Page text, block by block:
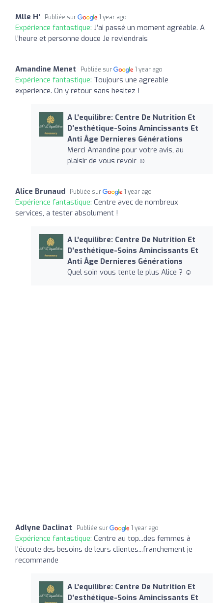
Mlle H' Publiée sur 1 year ago
Expérience fantastique: J’ai passé un moment agréable. A
l’heure et personne douce Je reviendrais
Amandine Menet Publiée sur 1 year ago
Expérience fantastique: Toujours une agreable
experience. On y retour sans hesitez !
A L'equilibre: Centre De Nutrition Et
D'esthétique-Soins Amincissants Et
Anti Âge Dernieres Générations
Merci Amandine pour votre avis, au
plaisir de vous revoir ☺️
Alice Brunaud Publiée sur 1 year ago
Expérience fantastique: Centre avec de nombreux
services, a tester absolument !
A L'equilibre: Centre De Nutrition Et
D'esthétique-Soins Amincissants Et
Anti Âge Dernieres Générations
Quel soin vous tente le plus Alice ? ☺️
Adlyne Daclinat Publiée sur 1 year ago
Expérience fantastique: Centre au top...des femmes à
l'écoute des besoins de leurs clientes...franchement je
recommande
A L'equilibre: Centre De Nutrition Et
D'esthétique-Soins Amincissants Et